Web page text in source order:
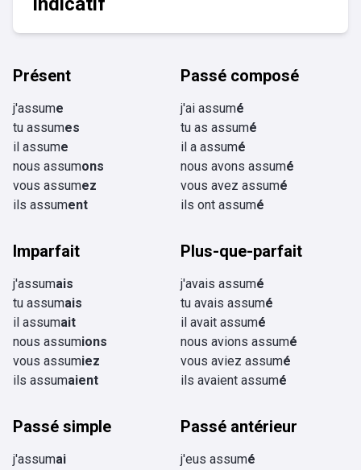
Présent
j'assume
tu assumes
il assume
nous assumons
vous assumez
ils assument
Passé composé
j'ai assumé
tu as assumé
il a assumé
nous avons assumé
vous avez assumé
ils ont assumé
Imparfait
j'assumais
tu assumais
il assumait
nous assumions
vous assumiez
ils assumaient
Plus-que-parfait
j'avais assumé
tu avais assumé
il avait assumé
nous avions assumé
vous aviez assumé
ils avaient assumé
Passé simple
j'assumai
Passé antérieur
j'eus assumé